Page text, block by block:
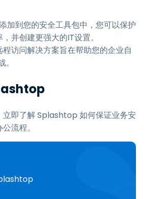
加到您的安全工具包中，您可以保护
并创建更强大的IT设置。
访问解决方案旨在帮助您的企业自
立即了解 Splashtop 如何保证业务安
流程。